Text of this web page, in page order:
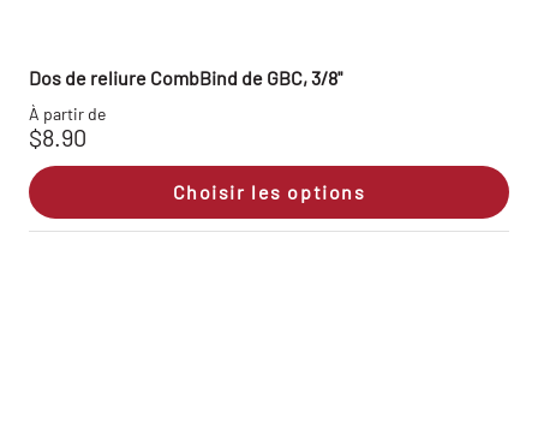
Dos de reliure CombBind de GBC, 3/8"
À partir de
$8.90
Choisir les options